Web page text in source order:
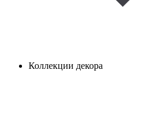
Коллекции декора